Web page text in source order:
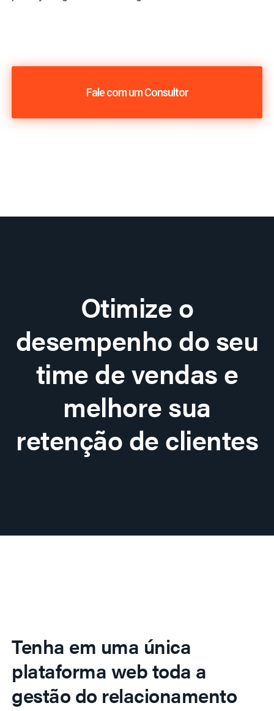
Fale com um Consultor
Otimize o
desempenho do seu
time de vendas e
melhore sua
retenção de clientes
Tenha em uma única
plataforma web toda a
gestão do relacionamento